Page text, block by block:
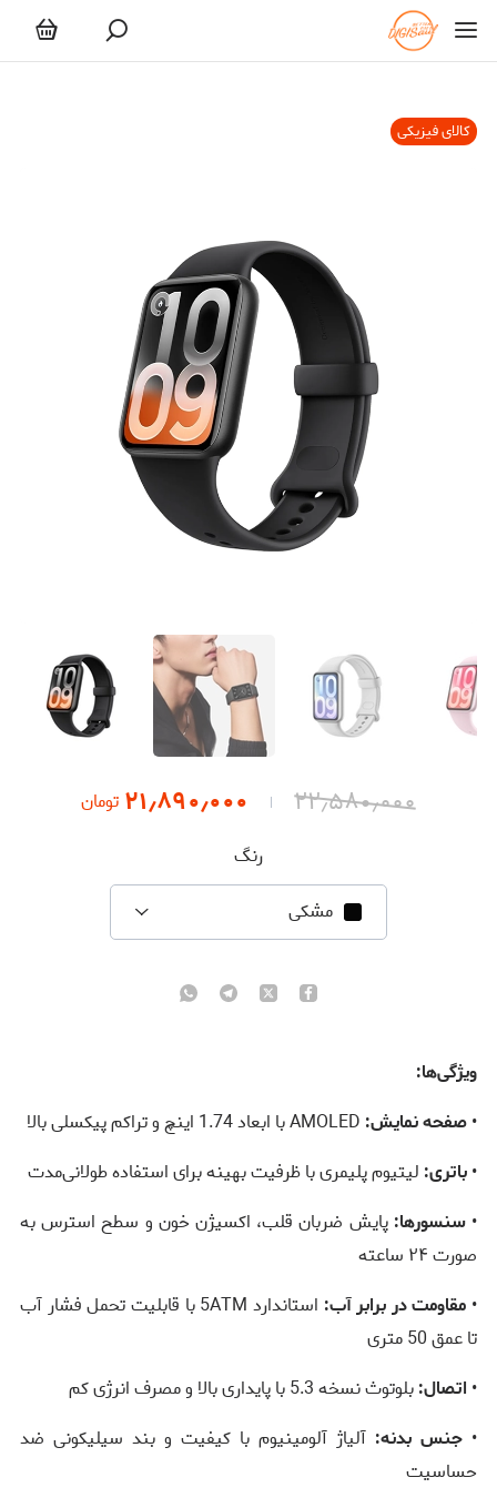
کالای فیزیکی
۲۲٫۵۸۰٫۰۰۰ ۲۱٫۸۹۰٫۰۰۰ تومان
رنگ
مشکی
ویژگی‌ها:
•صفحه نمایش:
•باتری: لیتیوم پلیمری با ظرفیت بهینه برای استفاده طولانی‌مدت
•سنسورها: پایش ضربان قلب، اکسیژن خون و سطح استرس به
صورت ۲۴ ساعته
• مقاومت در برابر آب:
استاندارد 5ATM با قابلیت تحمل فشار آب
تا عمق 50 متری
• اتصال:بلوتوث نسخه 5.3 با پایداری بالا و مصرف انرژی کم
• جنس بدنه: آلیاژ آلومینیوم با کیفیت و بند سیلیکونی ضد
حساسیت